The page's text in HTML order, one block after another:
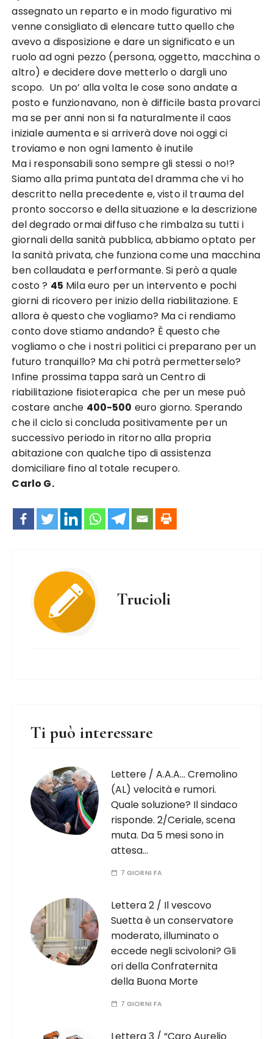
assegnato un reparto e in modo figurativo mi
venne consigliato di elencare tutto quello che
avevo a disposizione e dare un significato e un
ruolo ad ogni pezzo (persona, oggetto, macchina o
altro) e decidere dove metterlo o dargli uno
scopo. Un po’ alla volta le cose sono andate a
posto e funzionavano, non è difficile basta provarci
ma se per anni non si fa naturalmente il caos
iniziale aumenta e si arriverà dove noi oggi ci
troviamo e non ogni lamento è inutile
Ma i responsabili sono sempre gli stessi o no!?
Siamo alla prima puntata del dramma che vi ho
descritto nella precedente e, visto il trauma del
pronto soccorso e della situazione e la descrizione
del degrado ormai diffuso che rimbalza su tutti i
giornali della sanità pubblica, abbiamo optato per
la sanità privata, che funziona come una macchina
ben collaudata e performante. Si però a quale
costo ? 45 Mila euro per un intervento e pochi
giorni di ricovero per inizio della riabilitazione. E
allora è questo che vogliamo? Ma ci rendiamo
conto dove stiamo andando? È questo che
vogliamo o che i nostri politici ci preparano per un
futuro tranquillo? Ma chi potrà permetterselo?
Infine prossima tappa sarà un Centro di
riabilitazione fisioterapica che per un mese può
costare anche 400-500 euro giorno. Sperando
che il ciclo si concluda positivamente per un
successivo periodo in ritorno alla propria
abitazione con qualche tipo di assistenza
domiciliare fino al totale recupero.
Carlo G.
Trucioli
Ti può interessare
Lettere / A.A.A… Cremolino
(AL) velocità e rumori.
Quale soluzione? Il sindaco
risponde. 2/Ceriale, scena
muta. Da 5 mesi sono in
attesa…
7 GIORNI FA
Lettera 2 / Il vescovo
Suetta è un conservatore
moderato, illuminato o
eccede negli scivoloni? Gli
ori della Confraternita
della Buona Morte
7 GIORNI FA